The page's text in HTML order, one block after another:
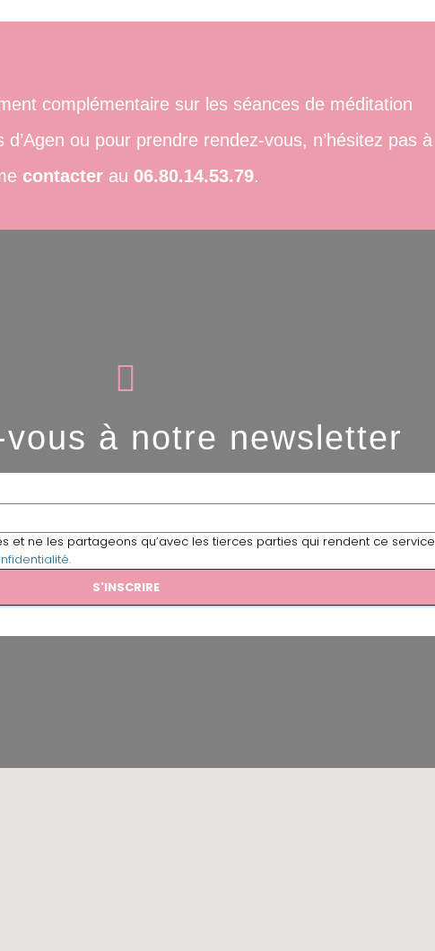
complémentaire sur les séances de méditation
ou pour prendre rendez-vous, n’hésitez pas à
contacter au 06.80.14.53.79.
à notre newsletter
et ne les partageons qu’avec les tierces parties qui rendent ce service